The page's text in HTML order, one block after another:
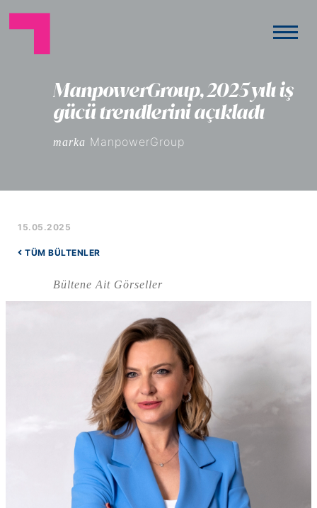
ManpowerGroup, 2025 yılı iş
gücü trendlerini açıkladı
marka ManpowerGroup
15.05.2025
TÜM BÜLTENLER
Bültene Ait Görseller